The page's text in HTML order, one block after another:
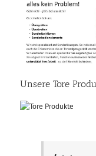
Unsere Tore